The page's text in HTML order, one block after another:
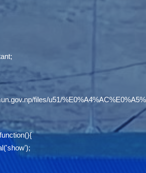
files/u51/